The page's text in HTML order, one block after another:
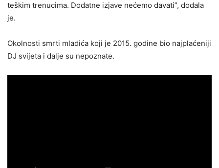
teškim trenucima. Dodatne izjave nećemo davati”, dodala
je.
Okolnosti smrti mladića koji je 2015. godine bio najplaćeniji
DJ svijeta i dalje su nepoznate.